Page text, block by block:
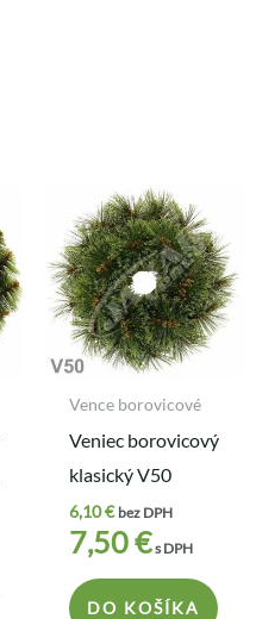
Vence borovicové
Veniec borovicový
klasický V50
6,10€ bez DPH
7,50€s DPH
DO KOŠÍKA